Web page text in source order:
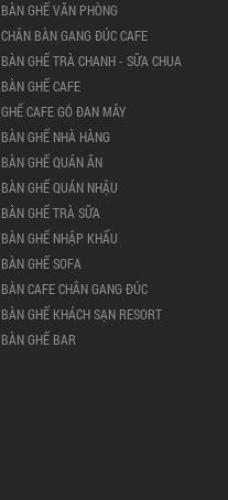
BÀN GHẾ VĂN PHÒNG
CHÂN BÀN GANG ĐÚC CAFE
BÀN GHẾ TRÀ CHANH - SỮA CHUA
BÀN GHẾ CAFE
GHẾ CAFE GỖ ĐAN MÂY
BÀN GHẾ NHÀ HÀNG
BÀN GHẾ QUÁN ĂN
BÀN GHẾ QUÁN NHẬU
BÀN GHẾ TRÀ SỮA
BÀN GHẾ NHẬP KHẨU
BÀN GHẾ SOFA
BÀN CAFE CHÂN GANG ĐÚC
BÀN GHẾ KHÁCH SẠN RESORT
BÀN GHẾ BAR